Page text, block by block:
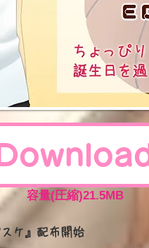
容量(圧縮)21.5MB
ケ』配布開始